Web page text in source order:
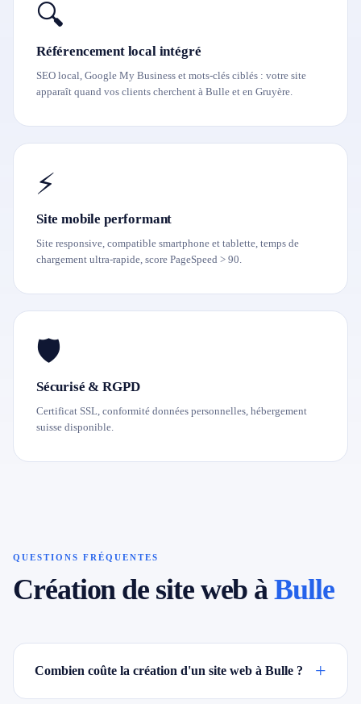
🔍
Référencement local intégré
SEO local, Google My Business et mots-clés ciblés : votre site
apparaît quand vos clients cherchent à Bulle et en Gruyère.
⚡
Site mobile performant
Site responsive, compatible smartphone et tablette, temps de
chargement ultra-rapide, score PageSpeed > 90.
🛡
Sécurisé & RGPD
Certificat SSL, conformité données personnelles, hébergement
suisse disponible.
QUESTIONS FRÉQUENTES
Création de site web àBulle
Combien coûte la création d'un site web à Bulle ? +